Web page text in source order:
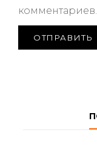
комментариев.